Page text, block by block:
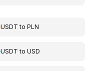
USDT toPLN
USDT toUSD